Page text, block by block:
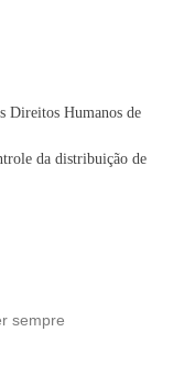
Direitos Humanos de
da distribuição de
sempre